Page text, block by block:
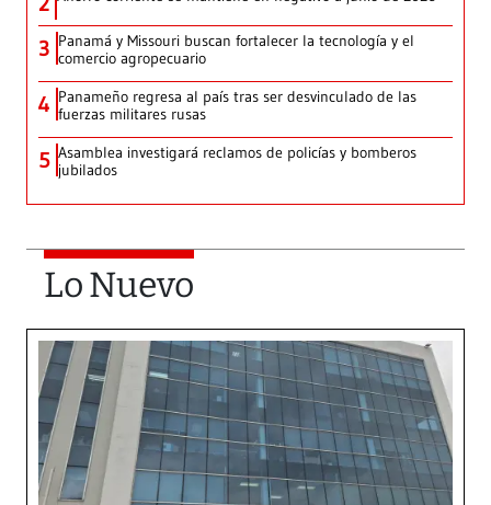
3 Panamá y Missouri buscan fortalecer la tecnología y el
comercio agropecuario
4 Panameño regresa al país tras ser desvinculado de las
fuerzas militares rusas
5 Asamblea investigará reclamos de policías y bomberos
jubilados
Lo Nuevo